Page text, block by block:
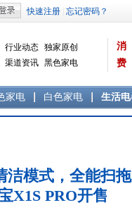
行业动态 独家原创
渠道资讯 黑色家电
消
费
家电 白色家电 生活
洁模式，全能扫
X1S PRO开售